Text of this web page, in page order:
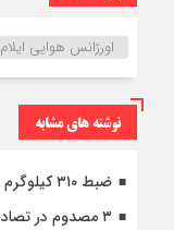
اورژانس هوایی ایلام
نوشته های مشابه
ضبط ۳۱۰ کیلوگرم فرآورده خام دامی غیرقابل مصرف در ایلام